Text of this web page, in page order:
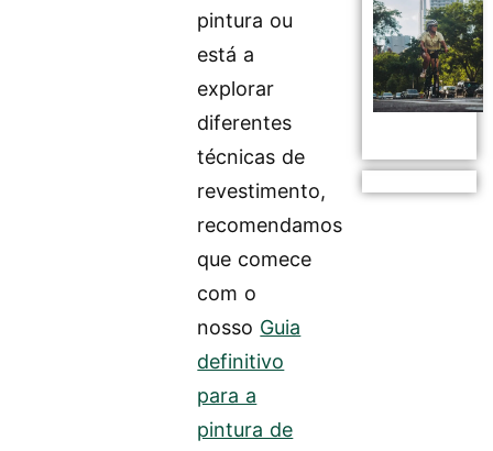
pintura ou
está a
explorar
diferentes
técnicas de
revestimento,
recomendamos
que comece
com o
nosso Guia
definitivo
para a
pintura de